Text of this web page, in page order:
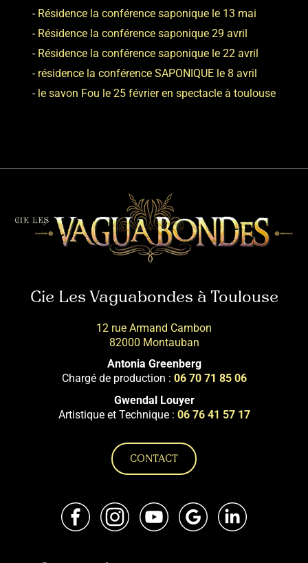
Résidence la conférence saponique le 13 mai
Résidence la conférence saponique 29 avril
Résidence la conférence saponique le 22 avril
résidence la conférence SAPONIQUE le 8 avril
le savon Fou le 25 février en spectacle à toulouse
Cie Les Vaguabondes à Toulouse
12 rue Armand Cambon
82000 Montauban
Antonia Greenberg
Chargé de production : 06 70 71 85 06
Gwendal Louyer
Artistique et Technique : 06 76 41 57 17
CONTACT
FacebookInstagramYoutube Google